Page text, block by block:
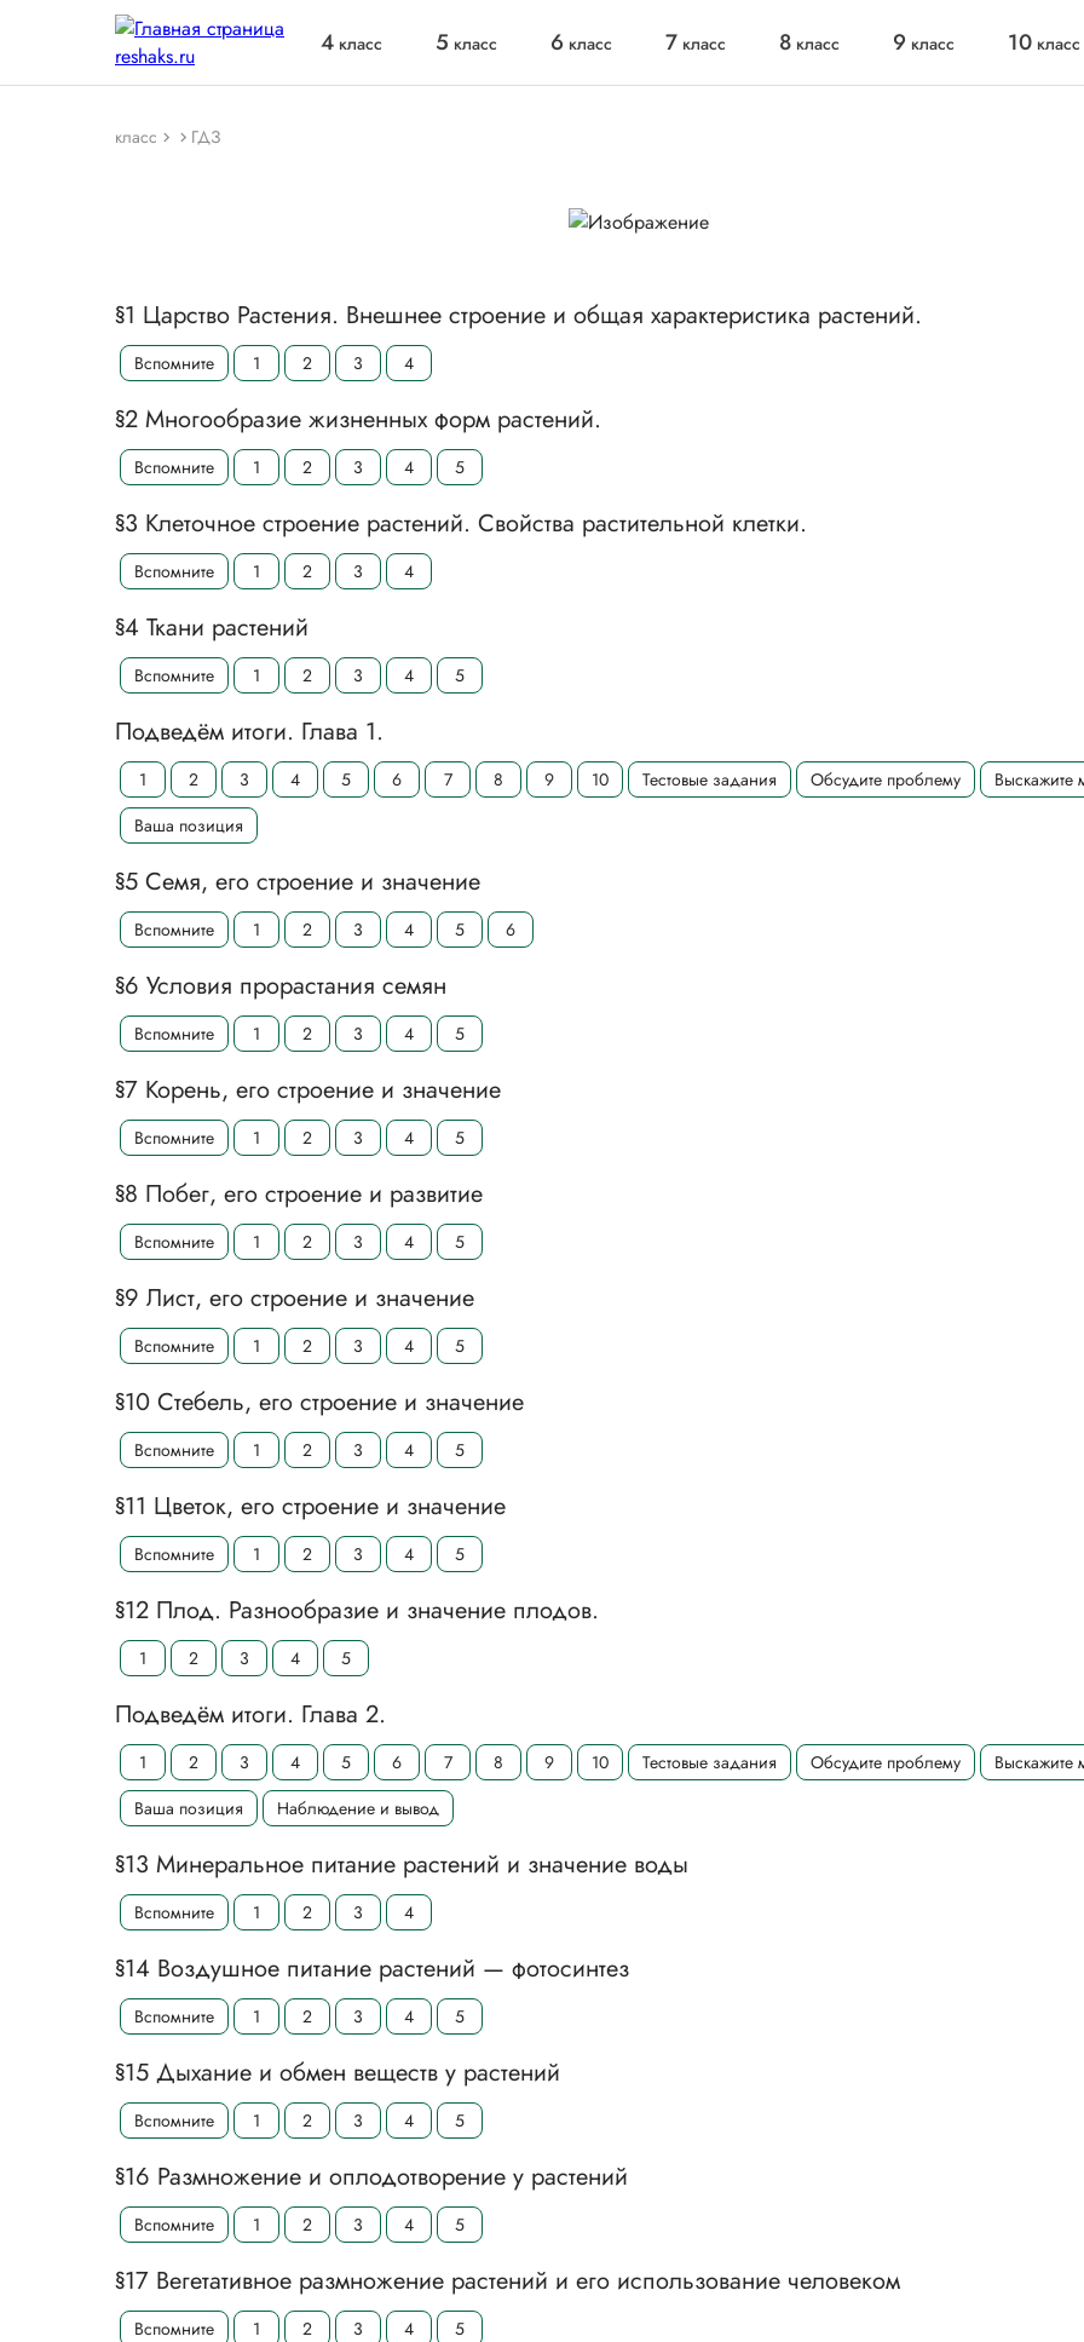
4 класс 5 класс 6 класс 7 класс 8 класс 9 класс 10 класс
класс ГДЗ
§1 Царство Растения. Внешнее строение и общая характеристика растений.
Вспомните 1 2 3 4
§2 Многообразие жизненных форм растений.
Вспомните 1 2 3 4 5
§3 Клеточное строение растений. Свойства растительной клетки.
Вспомните 1 2 3 4
§4 Ткани растений
Вспомните 1 2 3 4 5
Подведём итоги. Глава 1.
1 2 3 4 5 6 7 8 9 10 Тестовые задания Обсудите проблему
Выскажите
Ваша позиция
§5 Семя, его строение и значение
Вспомните 1 2 3 4 5 6
§6 Условия прорастания семян
Вспомните 1 2 3 4 5
§7 Корень, его строение и значение
Вспомните 1 2 3 4 5
§8 Побег, его строение и развитие
Вспомните 1 2 3 4 5
§9 Лист, его строение и значение
Вспомните 1 2 3 4 5
§10 Стебель, его строение и значение
Вспомните 1 2 3 4 5
§11 Цветок, его строение и значение
Вспомните 1 2 3 4 5
§12 Плод. Разнообразие и значение плодов.
1 2 3 4 5
Подведём итоги. Глава 2.
1 2 3 4 5 6 7 8 9 10 Тестовые задания Обсудите проблему
Выскажите
Ваша позиция
Наблюдение и вывод
§13 Минеральное питание растений и значение воды
Вспомните 1 2 3 4
§14 Воздушное питание растений — фотосинтез
Вспомните 1 2 3 4 5
§15 Дыхание и обмен веществ у растений
Вспомните 1 2 3 4 5
§16 Размножение и оплодотворение у растений
Вспомните 1 2 3 4 5
§17 Вегетативное размножение растений и его использование человеком
Вспомните 1 2 3 4 5